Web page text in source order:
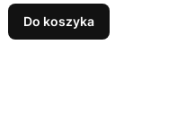
Do koszyka